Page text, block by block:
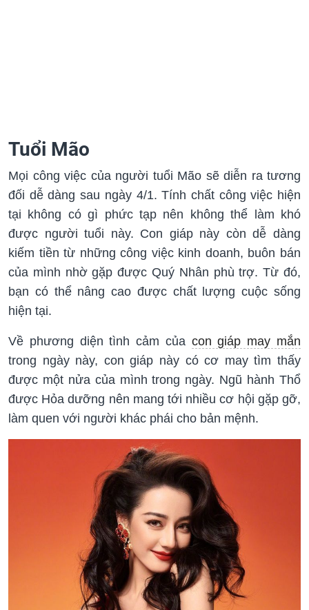
Tuổi Mão
Mọi công việc của người tuổi Mão sẽ diễn ra tương
đối dễ dàng sau ngày 4/1. Tính chất công việc hiện
tại không có gì phức tạp nên không thể làm khó
được người tuổi này. Con giáp này còn dễ dàng
kiếm tiền từ những công việc kinh doanh, buôn bán
của mình nhờ gặp được Quý Nhân phù trợ. Từ đó,
bạn có thể nâng cao được chất lượng cuộc sống
hiện tại.
Về phương diện tình cảm của con giáp may mắn
trong ngày này, con giáp này có cơ may tìm thấy
được một nửa của mình trong ngày. Ngũ hành Thổ
được Hỏa dưỡng nên mang tới nhiều cơ hội gặp gỡ,
làm quen với người khác phái cho bản mệnh.